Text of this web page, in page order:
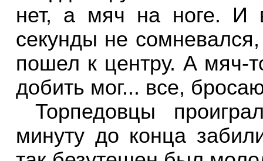
нет, а мяч на ноге. И
секунды не
пошел к центру. А мяч-
добить мог... все,
Торпедовцы
минуту до конца